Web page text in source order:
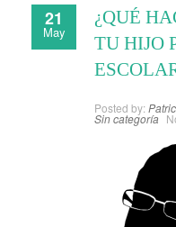
21
May
¿QUÉ
TU HIJO
Posted by:
Sin categoría